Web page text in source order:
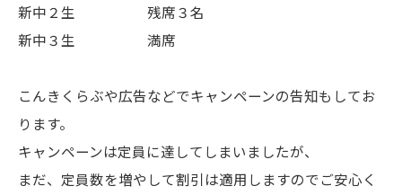
新中２生 残席３名
新中３生 満席
こんきくらぶや広告などでキャンペーンの告知もしてお
ります。
キャンペーンは定員に達してしまいましたが、
まだ、定員数を増やして割引は適用しますのでご安心く